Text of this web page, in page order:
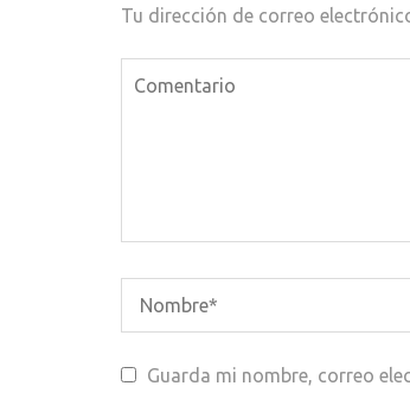
Tu dirección de correo
Guarda mi nombre, correo